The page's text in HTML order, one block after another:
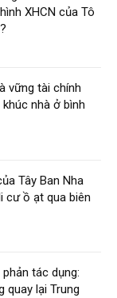
XHCN của Tô
vững tài chính
nhà ở bình
Tây Ban Nha
cư ồ ạt qua biên
tác dụng:
quay lại Trung